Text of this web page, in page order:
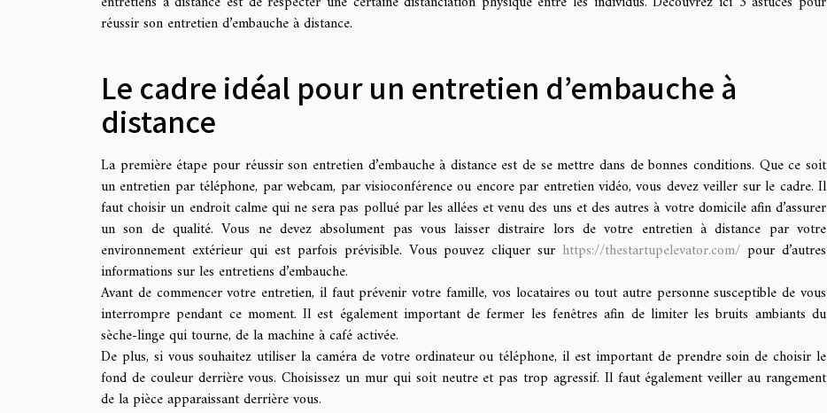
réussir son entretien d’embauche à distance.
Le cadre idéal pour un entretien d’embauche à
distance
La première étape pour réussir son entretien d’embauche à distance est de se mettre dans de bonnes conditions. Que ce soit
un entretien par téléphone, par webcam, par visioconférence ou encore par entretien vidéo, vous devez veiller sur le cadre. Il
faut choisir un endroit calme qui ne sera pas pollué par les allées et venu des uns et des autres à votre domicile afin d’assurer
un son de qualité. Vous ne devez absolument pas vous laisser distraire lors de votre entretien à distance par votre
environnement extérieur qui est parfois prévisible. Vous pouvez cliquer sur https://thestartupelevator.com/ pour d’autres
informations sur les entretiens d’embauche.
Avant de commencer votre entretien, il faut prévenir votre famille, vos locataires ou tout autre personne susceptible de vous
interrompre pendant ce moment. Il est également important de fermer les fenêtres afin de limiter les bruits ambiants du
sèche-linge qui tourne, de la machine à café activée.
De plus, si vous souhaitez utiliser la caméra de votre ordinateur ou téléphone, il est important de prendre soin de choisir le
fond de couleur derrière vous. Choisissez un mur qui soit neutre et pas trop agressif. Il faut également veiller au rangement
de la pièce apparaissant derrière vous.